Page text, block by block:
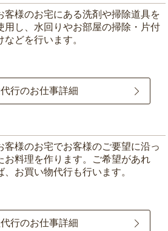
客様のお宅にある洗剤や掃除道具を
用し、水回りやお部屋の掃除・片付
などを行います。
行のお仕事詳細
客様のお宅でお客様のご要望に沿っ
お料理を作ります。ご希望があれ
、お買い物代行も行います。
行のお仕事詳細